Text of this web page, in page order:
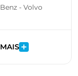
- Volvo